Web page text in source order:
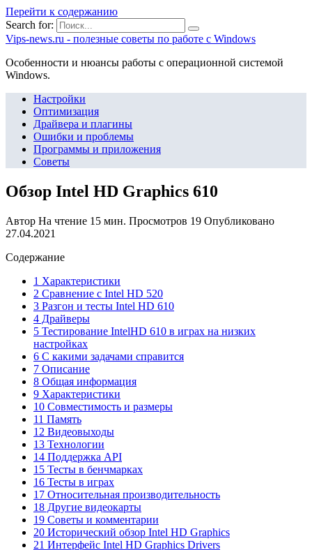
Перейти к содержанию
Search for:
Vips-news.ru - полезные советы по работе с Windows
Особенности и нюансы работы с операционной системой
Windows.
Настройки
Оптимизация
Драйвера и плагины
Ошибки и проблемы
Программы и приложения
Советы
Обзор Intel HD Graphics 610
Автор На чтение 15 мин. Просмотров 19 Опубликовано
27.04.2021
Содержание
1 Характеристики
2 Сравнение с Intel HD 520
3 Разгон и тесты Intel HD 610
4 Драйверы
5 Тестирование IntelHD 610 в играх на низких
настройках
6 С какими задачами справится
7 Описание
8 Общая информация
9 Характеристики
10 Совместимость и размеры
11 Память
12 Видеовыходы
13 Технологии
14 Поддержка API
15 Тесты в бенчмарках
16 Тесты в играх
17 Относительная производительность
18 Другие видеокарты
19 Советы и комментарии
20 Исторический обзор Intel HD Graphics
21 Интерфейс Intel HD Graphics Drivers